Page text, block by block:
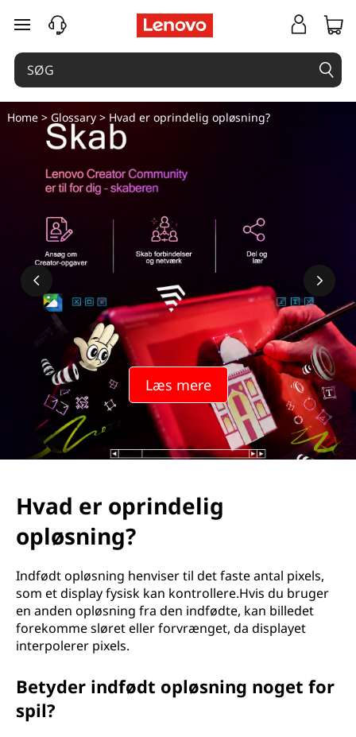
spring til hovedindhold
Læs mere
Home> Glossary> Hvad er oprindelig opløsning?
Hvad er oprindelig
opløsning?
Indfødt opløsning henviser til det faste antal pixels,
som et display fysisk kan kontrollere.Hvis du bruger
en anden opløsning fra den indfødte, kan billedet
forekomme sløret eller forvrænget, da displayet
interpolerer pixels.
Betyder indfødt opløsning noget for
spil?